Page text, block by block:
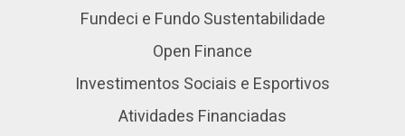
Fundeci e Fundo Sustentabilidade
Open Finance
Investimentos Sociais e Esportivos
Atividades Financiadas